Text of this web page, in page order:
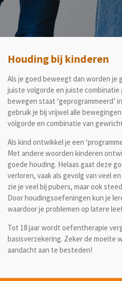
Houding bij kinderen
Als je goed beweegt dan worden je
juiste volgorde en juiste combinatie
bewegen staat ‘geprogrammeerd’
gebruik je bij vrijwel alle
volgorde en combinatie van
Als kind ontwikkel je een
Met andere woorden kinderen
goede houding. Helaas gaat deze
verloren, vaak als gevolg van veel
zie je veel bij pubers, maar ook
Door houdingsoefeningen kun je
waardoor je problemen op latere
Tot 18 jaar wordt oefentherapie
basisverzekering. Zeker de moeite
aandacht aan te besteden!